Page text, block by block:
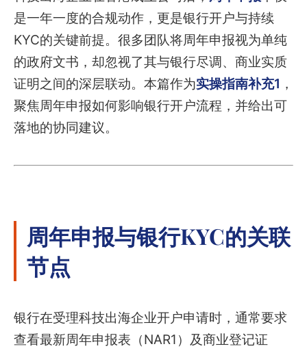
是一年一度的合规动作，更是银行开户与持续
KYC的关键前提。很多团队将周年申报视为单纯
的政府文书，却忽视了其与银行尽调、商业实质
证明之间的深层联动。本篇作为实操指南补充1 ，
聚焦周年申报如何影响银行开户流程，并给出可
落地的协同建议。
周年申报与银行KYC的关联
节点
银行在受理科技出海企业开户申请时，通常要求
查看最新周年申报表（NAR1）及商业登记证